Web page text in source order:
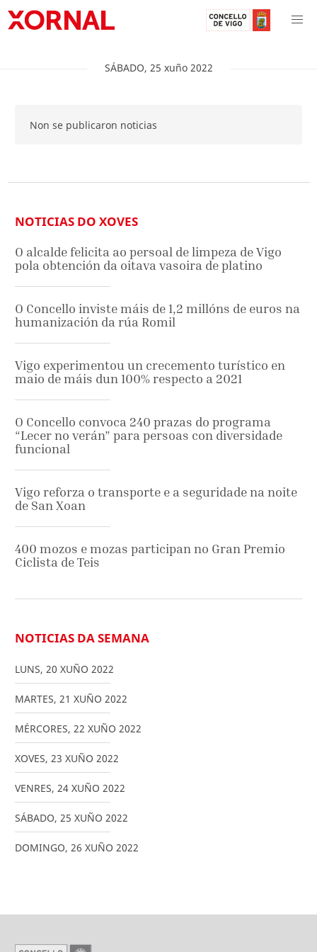
SÁBADO, 25 xuño 2022
Non se publicaron noticias
NOTICIAS DO XOVES
O alcalde felicita ao persoal de limpeza de Vigo
pola obtención da oitava vasoira de platino
O Concello inviste máis de 1,2 millóns de euros na
humanización da rúa Romil
Vigo experimentou un crecemento turístico en
maio de máis dun 100% respecto a 2021
O Concello convoca 240 prazas do programa
“Lecer no verán” para persoas con diversidade
funcional
Vigo reforza o transporte e a seguridade na noite
de San Xoan
400 mozos e mozas participan no Gran Premio
Ciclista de Teis
NOTICIAS DA SEMANA
LUNS, 20 XUÑO 2022
MARTES, 21 XUÑO 2022
MÉRCORES, 22 XUÑO 2022
XOVES, 23 XUÑO 2022
VENRES, 24 XUÑO 2022
SÁBADO, 25 XUÑO 2022
DOMINGO, 26 XUÑO 2022